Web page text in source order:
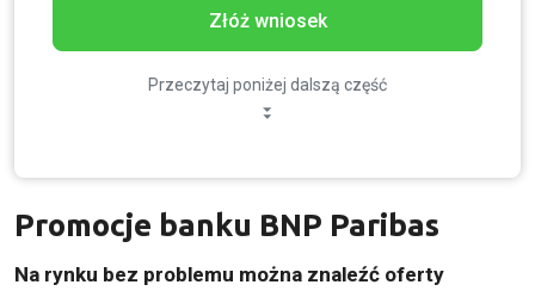
Złóż wniosek
Przeczytaj poniżej dalszą część
Promocje banku BNP Paribas
Na rynku bez problemu można znaleźć oferty